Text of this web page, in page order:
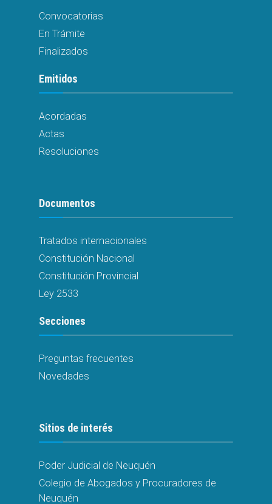
Convocatorias
En Trámite
Finalizados
Emitidos
Acordadas
Actas
Resoluciones
Documentos
Tratados internacionales
Constitución Nacional
Constitución Provincial
Ley 2533
Secciones
Preguntas frecuentes
Novedades
Sitios de interés
Poder Judicial de Neuquén
Colegio de Abogados y Procuradores de
Neuquén